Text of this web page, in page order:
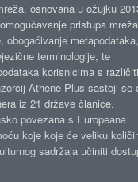
osnovana u ožujku
pristupa
obogaćivanje metapodataka,
terminologije, te
korisnicima s
Athene Plus sastoji se
iz 21 države članice.
povezana s Europeana
koje koje će veliku
sadržaja učiniti